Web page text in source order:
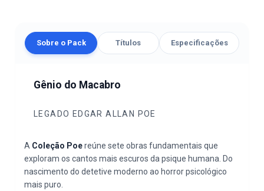
Sobre o Pack Títulos Especificações
Gênio do Macabro
LEGADO EDGAR ALLAN POE
A Coleção Poereúne sete obras fundamentais que
exploram os cantos mais escuros da psique humana. Do
nascimento do detetive moderno ao horror psicológico
mais puro.